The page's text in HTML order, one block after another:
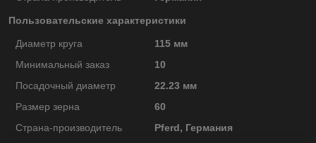
Пользовательские характеристики
Диаметр круга
115 мм
Минимальный заказ
10
Посадочный диаметр
22.23 мм
Размер зерна
60
Страна-производитель
Pferd, Германия